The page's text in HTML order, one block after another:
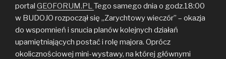
portal GEOFORUM.PLTego samego dnia o godz.18:00
w BUDOJO rozpoczął się „Zarychtowy wieczór” – okazja
do wspomnień i snucia planów kolejnych działań
upamiętniających postać i rolę majora. Oprócz
okolicznościowej mini-wystawy, na której głównymi